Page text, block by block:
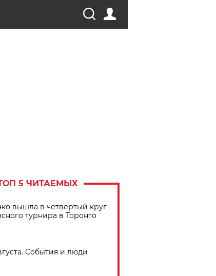
5 ЧИТАЕМЫХ
вышла в четвертый круг
турнира в Торонто
События и люди